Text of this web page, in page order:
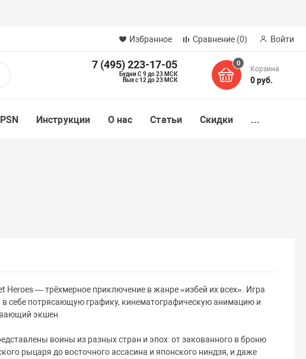
Избранное Сравнение (0) Войти
7 (495) 223-17-05
Будни С 9 до 23 МСК
Вых с 12 до 23 МСК
0
Корзина
0 руб.
Инструкции О нас Статьи Скидки ...
Heroes — трёхмерное приключение в жанре «избей их всех». Игра
в себе потрясающую графику, кинематографическую анимацию и
экшен.
воины из разных стран и эпох: от закованного в броню
рыцаря до восточного ассасина и японского ниндзя, и даже